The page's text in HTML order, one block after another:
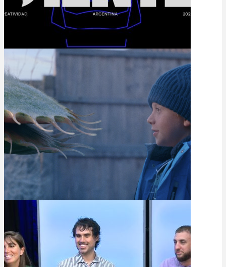
PRIMER ESPECIAL DIENTE
2023
18 de diciembre de 2023
Reporte TV: María Julia Lois
de HSBC + tanda navideña
internacional bajo la lupa